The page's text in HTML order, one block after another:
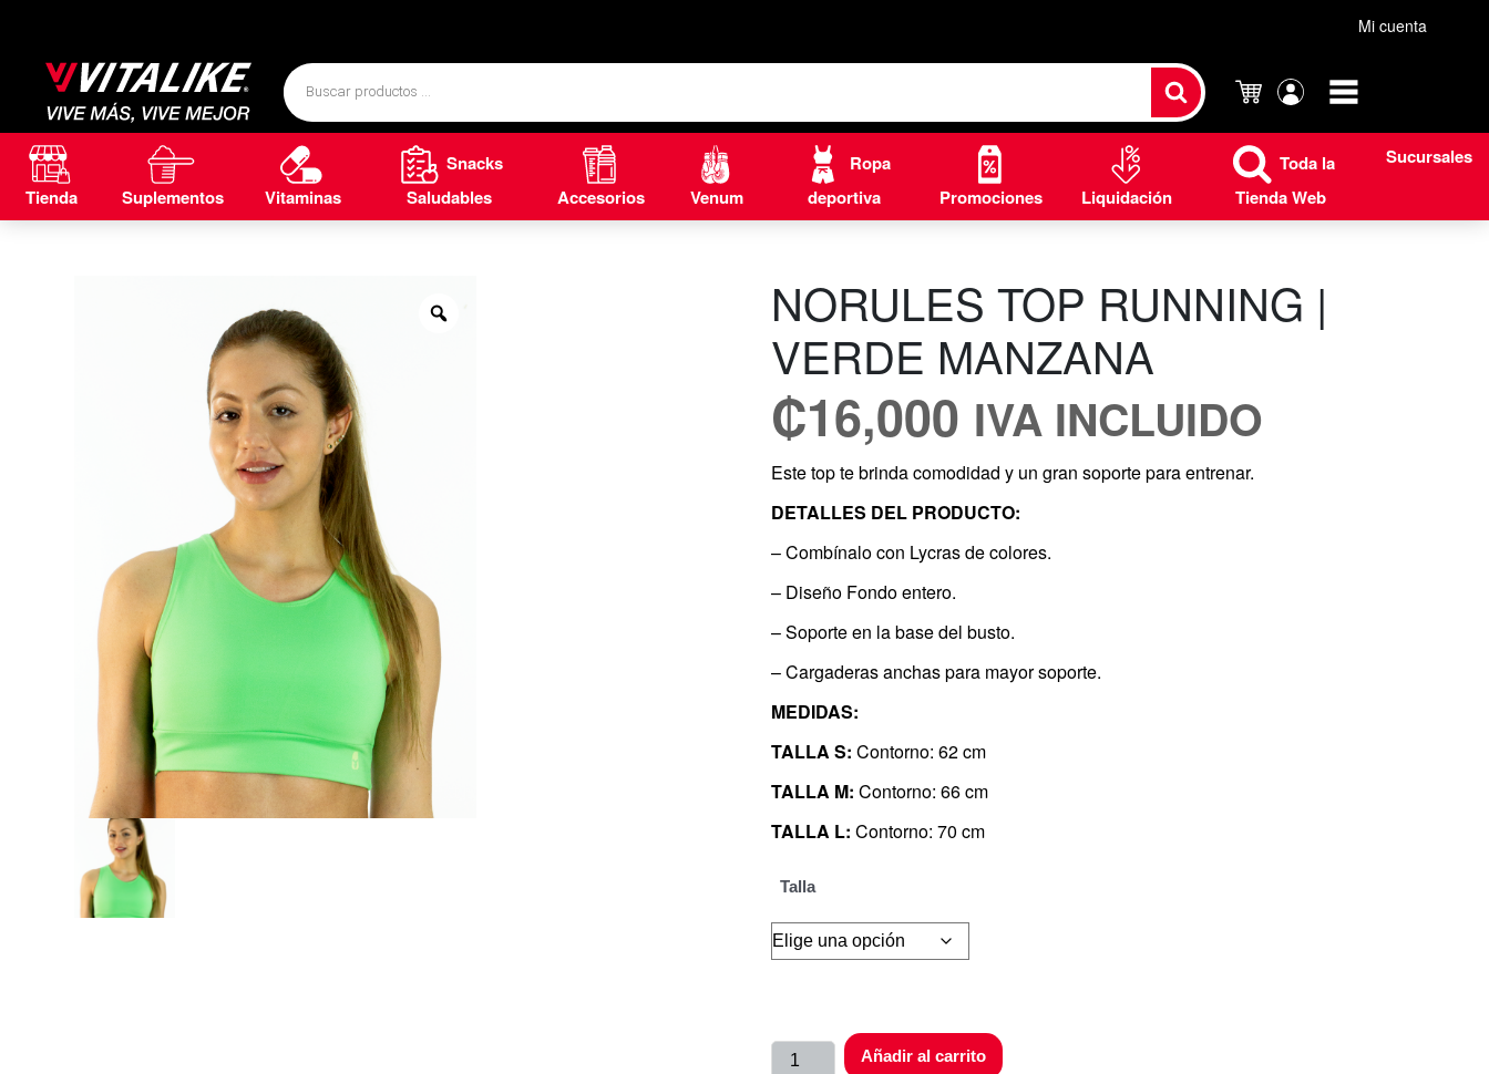
Mi cuenta
Carrito
cuenta
Tienda Suplementos Vitaminas
Snacks
Saludables
Accesorios Venum
Ropa
deportiva
Promociones Liquidación
Toda la
Tienda Web
Sucursales
NORULES TOP RUNNING |
VERDE MANZANA
₡16,000 IVA INCLUIDO
Este top te brinda comodidad y un gran soporte para entrenar.
DETALLES DEL PRODUCTO:
– Combínalo con Lycras de colores.
– Diseño Fondo entero.
– Soporte en la base del busto.
– Cargaderas anchas para mayor soporte.
MEDIDAS:
TALLA S:Contorno: 62 cm
TALLA M:Contorno: 66 cm
TALLA L:Contorno: 70 cm
Talla
Añadir al carrito